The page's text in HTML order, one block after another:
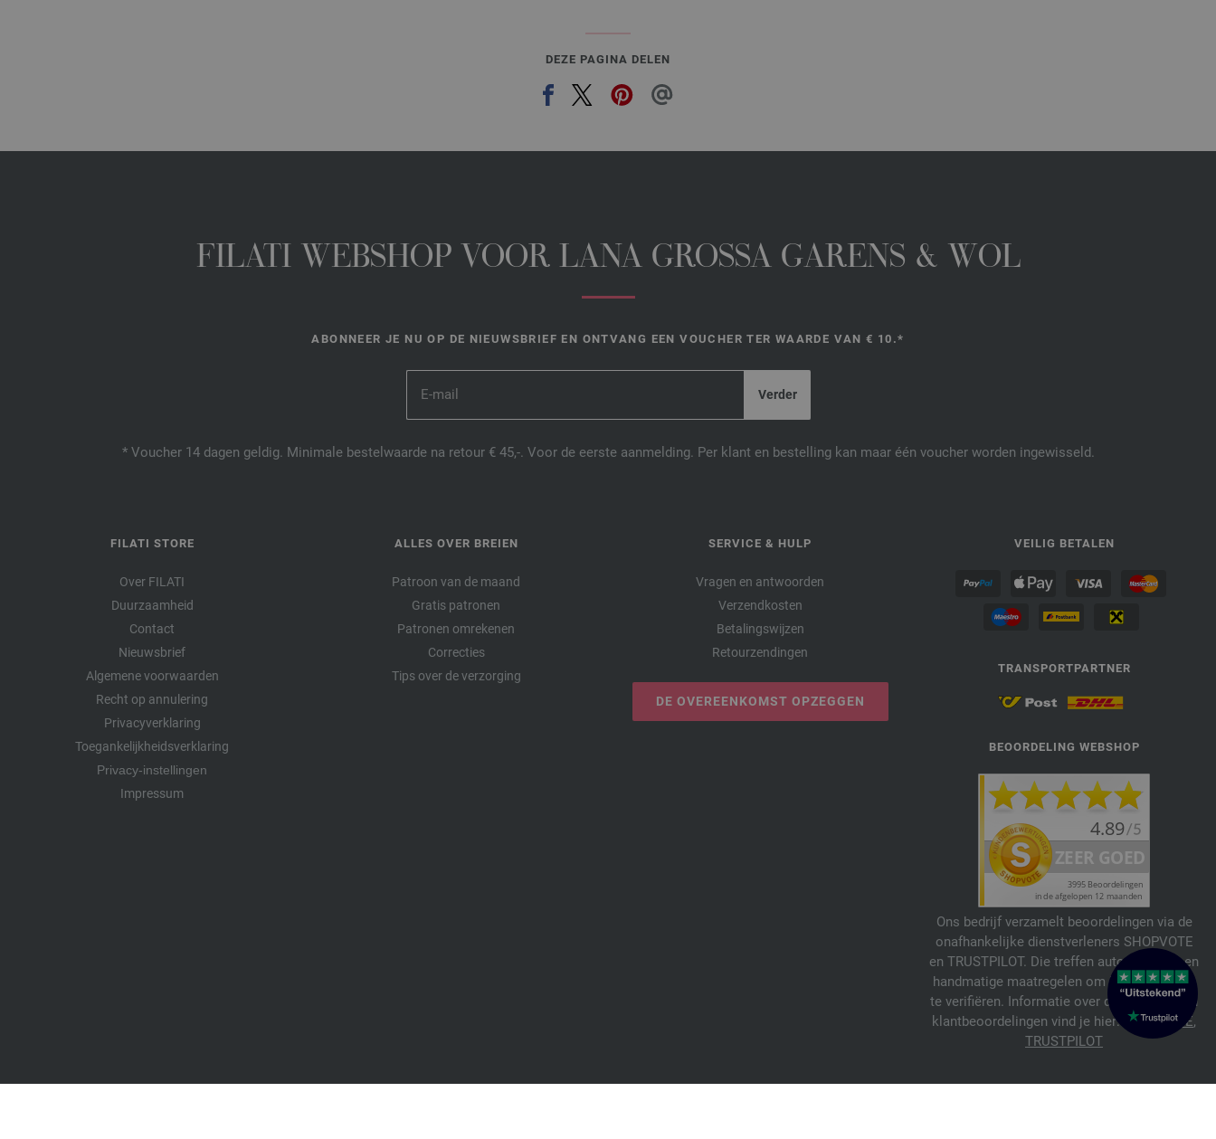
DEZE PAGINA DELEN
FILATI WEBSHOP VOOR LANA GROSSA GARENS & WOL
ABONNEER JE NU OP DE NIEUWSBRIEF EN ONTVANG EEN VOUCHER TER WAARDE VAN € 10.*
* Voucher 14 dagen geldig. Minimale bestelwaarde na retour € 45,-. Voor de eerste aanmelding. Per klant en bestelling kan maar één voucher worden ingewisseld.
FILATI STORE
Over FILATI
Duurzaamheid
Contact
Nieuwsbrief
Algemene voorwaarden
Recht op annulering
Privacyverklaring
Toegankelijkheidsverklaring
Privacy-instellingen
Impressum
ALLES OVER BREIEN
Patroon van de maand
Gratis patronen
Patronen omrekenen
Correcties
Tips over de verzorging
SERVICE & HULP
Vragen en antwoorden
Verzendkosten
Betalingswijzen
Retourzendingen
DE OVEREENKOMST OPZEGGEN
VEILIG BETALEN
TRANSPORTPARTNER
BEOORDELING WEBSHOP
Ons bedrijf verzamelt beoordelingen via de
onafhankelijke dienstverleners SHOPVOTE
en TRUSTPILOT. Die treffen automatische en
handmatige maatregelen om beoordelingen
te verifiëren. Informatie over de echtheid van
klantbeoordelingen vind je hier: SHOPVOTE,
TRUSTPILOT